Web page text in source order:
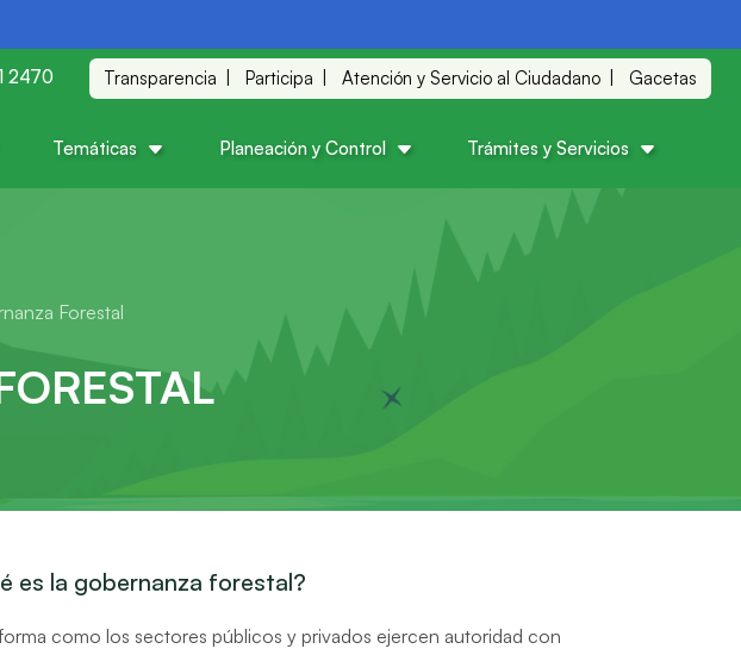
2470 Transparencia Participa Atención y Servicio al Ciudadano Gacetas
Temáticas Planeación y Control Trámites y Servicios
Forestal
es la gobernanza forestal?
como los sectores públicos y privados ejercen autoridad con